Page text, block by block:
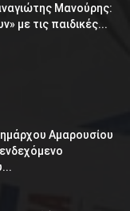
Μανούρης:
με τις παιδικές...
Αμαρουσίου